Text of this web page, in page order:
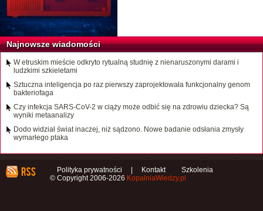
Najnowsze wiadomości
W etruskim mieście odkryto rytualną studnię z nienaruszonymi darami i
ludzkimi szkieletami
Sztuczna inteligencja po raz pierwszy zaprojektowała funkcjonalny genom
bakteriofaga
Czy infekcja SARS-CoV-2 w ciąży może odbić się na zdrowiu dziecka? Są
wyniki metaanalizy
Dodo widział świat inaczej, niż sądzono. Nowe badanie odsłania zmysły
wymarłego ptaka
Polityka prywatności Kontakt
Szkolenia
© Copyright 2006-2026 KopalniaWiedzy.pl